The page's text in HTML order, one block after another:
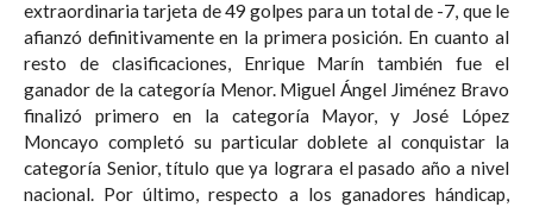
extraordinaria tarjeta de 49 golpes para un total de -7, que le
afianzó definitivamente en la primera posición. En cuanto al
resto de clasificaciones, Enrique Marín también fue el
ganador de la categoría Menor. Miguel Ángel Jiménez Bravo
finalizó primero en la categoría Mayor, y José López
Moncayo completó su particular doblete al conquistar la
categoría Senior, título que ya lograra el pasado año a nivel
nacional. Por último, respecto a los ganadores hándicap,